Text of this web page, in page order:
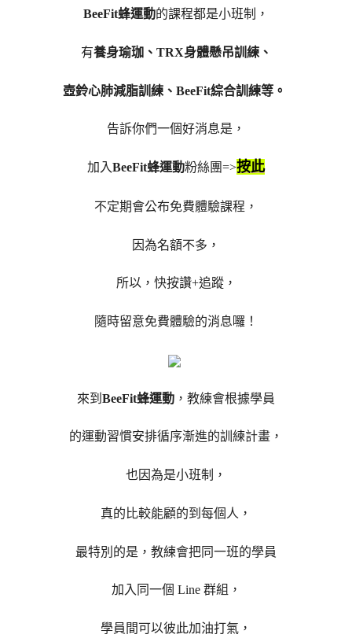
BeeFit蜂運動的課程都是小班制，
有養身瑜珈、TRX身體懸吊訓練、
壺鈴心肺減脂訓練、BeeFit綜合訓練等。
告訴你們一個好消息是，
加入BeeFit蜂運動粉絲團=>按此
不定期會公布免費體驗課程，
因為名額不多，
所以，快按讚+追蹤，
隨時留意免費體驗的消息囉！
來到 BeeFit蜂運動 ，教練會根據學員
的運動習慣安排循序漸進的訓練計畫，
也因為是小班制，
真的比較能顧的到每個人，
最特別的是，教練會把同一班的學員
加入同一個 Line 群組，
學員間可以彼此加油打氣，